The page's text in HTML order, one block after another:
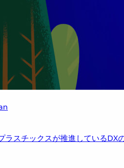
ラスチックスが推進しているDX